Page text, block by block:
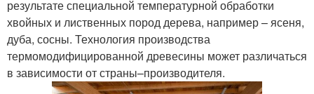
результате специальной температурной обработки
хвойных и лиственных пород дерева, например – ясеня,
дуба, сосны. Технология производства
термомодифицированной древесины может различаться
в зависимости от страны–производителя.